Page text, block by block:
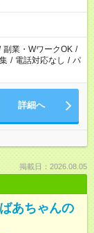
副業・WワークOK /
/ 電話対応なし / パ
詳細へ
掲載日：2026.08.05
あちゃんの